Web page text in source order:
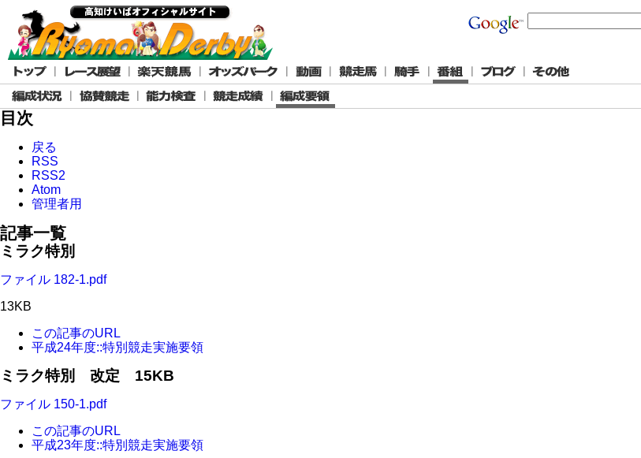
目次
戻る
RSS
RSS2
Atom
管理者用
記事一覧
ミラク特別
ファイル 182-1.pdf
13KB
この記事のURL
平成24年度::特別競走実施要領
ミラク特別 改定 15KB
ファイル 150-1.pdf
この記事のURL
平成23年度::特別競走実施要領